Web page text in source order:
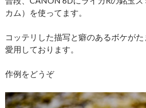
カム）を使ってます。
コッテリした描写と癖のあるボケが
愛用しております。
作例をどうぞ